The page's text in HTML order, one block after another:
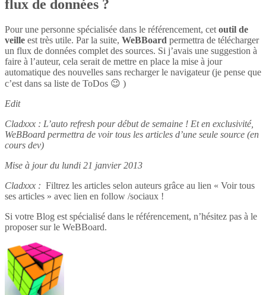
flux de données ?
Pour une personne spécialisée dans le référencement, cet outil de
veille est très utile. Par la suite, WeBBoard permettra de télécharger
un flux de données complet des sources. Si j’avais une suggestion à
faire à l’auteur, cela serait de mettre en place la mise à jour
automatique des nouvelles sans recharger le navigateur (je pense que
c’est dans sa liste de ToDos 😉 )
Edit
Cladxxx : L’auto refresh pour début de semaine ! Et en exclusivité,
WeBBoard permettra de voir tous les articles d’une seule source (en
cours dev)
Mise à jour du lundi 21 janvier 2013
Cladxxx : Filtrez les articles selon auteurs grâce au lien « Voir tous
ses articles » avec lien en follow /sociaux !
Si votre Blog est spécialisé dans le référencement, n’hésitez pas à le
proposer sur le WeBBoard.